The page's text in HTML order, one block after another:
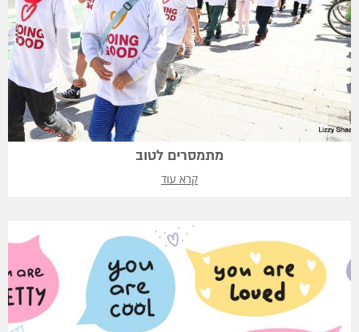
מתמסרים לטוב
קרא עוד